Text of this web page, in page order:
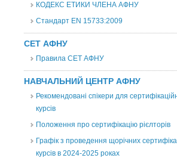
КОДЕКС ЕТИКИ ЧЛЕНА АФНУ
Стандарт EN 15733:2009
СЕТ АФНУ
Правила СЕТ АФНУ
НАВЧАЛЬНИЙ ЦЕНТР АФНУ
Рекомендовані спікери для
курсів
Положення про сертифікацію рієлторів
Графік з проведення щорічних
курсів в 2024-2025 роках